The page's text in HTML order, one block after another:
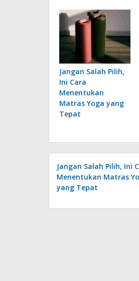
Jangan Salah Pilih,
Ini Cara
Menentukan
Matras Yoga yang
Tepat
Jangan Salah Pilih, Ini
Menentukan Matras
yang Tepat